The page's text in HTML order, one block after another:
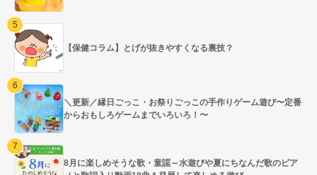
【保健コラム】とげが抜きやすくなる裏技？
＼更新／縁日ごっこ・お祭りごっこの手作りゲーム遊び〜定番
からおもしろゲームまでいろいろ！〜
8月に楽しめそうな歌・童謡～水遊びや夏にちなんだ歌のピア